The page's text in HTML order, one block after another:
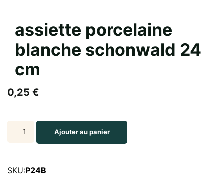
assiette porcelaine
blanche schonwald 24
cm
0,25 €
assiette
porcelaine
schonwald
Ajouter au panier
SKU:P24B